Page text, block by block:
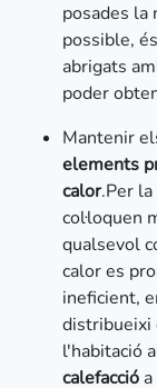
posades la
possible,
abrigats
poder
Mantenir
elements
calor.Per
col·loquen
qualsevol
calor es
ineficient,
distribueixi
l'habitació
calefacció